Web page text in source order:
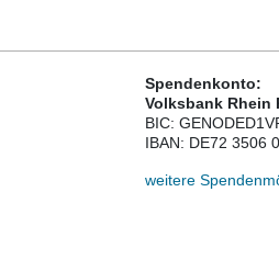
Spendenkonto:
Volksbank Rhein
BIC:
IBAN: DE72 3506
weitere